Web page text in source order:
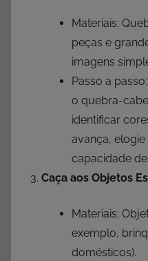
Materiais:
peças e
imagens
Passo a
o quebra-
identificar
avança,
capacidade
Caça aos Objetos
Materiais:
exemplo,
domésticos).